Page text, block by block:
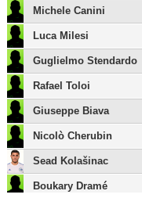
Michele Canini
Luca Milesi
Guglielmo Stendardo
Rafael Toloi
Giuseppe Biava
Nicolò Cherubin
Sead Kolašinac
Boukary Dramé